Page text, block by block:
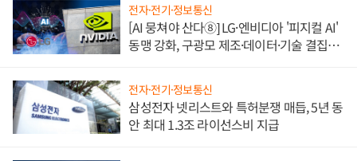
전자·전기·정보통신
[AI 뭉쳐야 산다⑧] LG·엔비디아 '피지컬 AI'
동맹 강화, 구광모 제조·데이터·기술 결집
전자·전기·정보통신
삼성전자 넷리스트와 특허분쟁 매듭, 5년 동
안 최대 1.3조 라이선스비 지급